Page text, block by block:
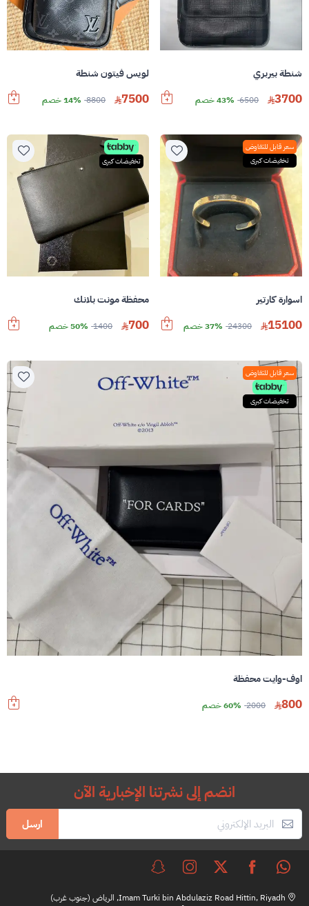
شنطة بيربري
3700
6500 43% خصم
لويس فيتون شنطة
7500
8800 14% خصم
سعر قابل للتفاوض
تخفيضات كبرى
اسوارة كارتير
15100
24300 37% خصم
تخفيضات كبرى
محفظة مونت بلانك
700
1400 50% خصم
سعر قابل للتفاوض
تخفيضات كبرى
اوف-وايت محفظة
800
2000 60% خصم
انضم إلى نشرتنا الإخبارية الآن
ارسل
Imam Turki bin Abdulaziz Road Hittin, Riyadh, الرياض (جنوب غرب)